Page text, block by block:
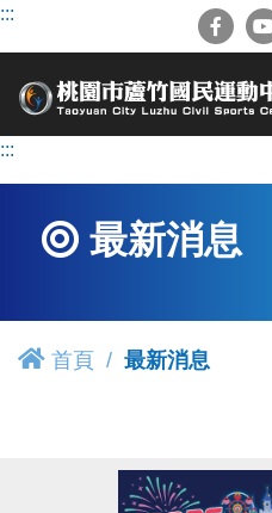
跳
容
:::
:::
最新消息
首頁 最新消息